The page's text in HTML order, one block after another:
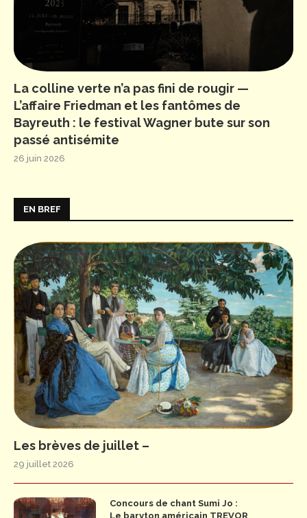
La colline verte n’a pas fini de rougir —
L’affaire Friedman et les fantômes de
Bayreuth : le festival Wagner bute sur son
passé antisémite
26 juin 2026
EN BREF
Les brèves de juillet –
29 juillet 2026
Concours de chant Sumi Jo :
Le baryton américain TREVOR